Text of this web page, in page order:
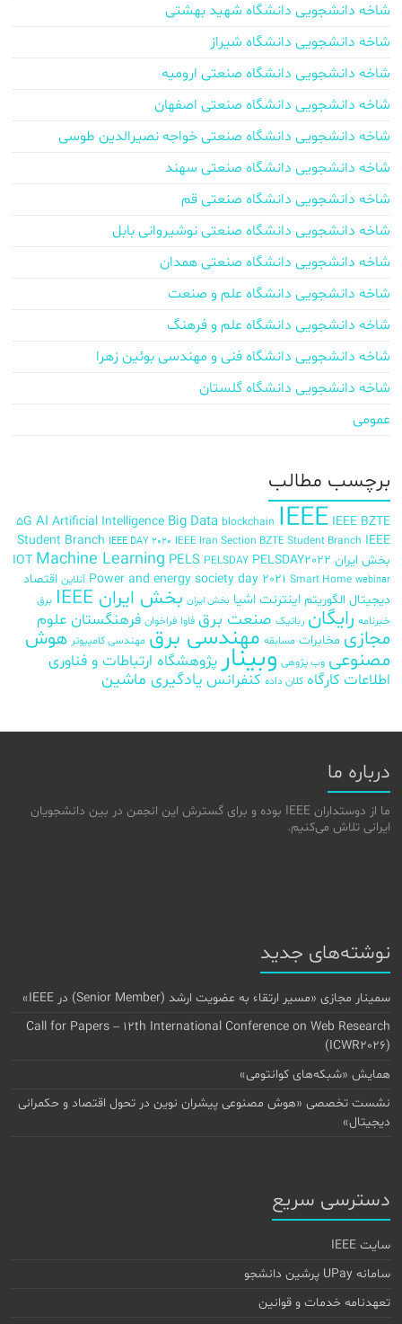
شاخه دانشجویی دانشگاه شهید بهشتی
شاخه دانشجویی دانشگاه شیراز
شاخه دانشجویی دانشگاه صنعتی ارومیه
شاخه دانشجویی دانشگاه صنعتی اصفهان
شاخه دانشجویی دانشگاه صنعتی خواجه نصیرالدین طوسی
شاخه دانشجویی دانشگاه صنعتی سهند
شاخه دانشجویی دانشگاه صنعتی قم
شاخه دانشجویی دانشگاه صنعتی نوشیروانی بابل
شاخه دانشجویی دانشگاه صنعتی همدان
شاخه دانشجویی دانشگاه علم و صنعت
شاخه دانشجویی دانشگاه علم و فرهنگ
شاخه دانشجویی دانشگاه فنی و مهندسی بوئین زهرا
شاخه دانشجویی دانشگاه گلستان
عمومی
برچسب‌ مطالب
5G AI Artificial Intelligence Big Data blockchain IEEE IEEE BZTE
Student Branch IEEE DAY 2020 IEEE Iran Section BZTE Student Branch IEEE
بخش ایران
IOT Machine Learning PELS PELSDAY PELSDAY2022
Power and energy society day 2021 Smart Home webinar آنلاین اقتصاد
دیجیتال الگوریتم اینترنت اشیا بخش ایران بخش ایران IEEE
برق
خبرنامه رایگان رباتیک صنعت برق فاوا فراخوان فرهنگستان علوم
مجازی مخابرات مسابقه مهندسی برق مهندسی کامپیوتر هوش
مصنوعی وب پژوهی وبینارپژوهشگاه ارتباطات و فناوری
اطلاعات کارگاه کلان داده کنفرانس یادگیری ماشین
درباره ما
ما از دوستداران IEEE بوده و برای گسترش این انجمن در بین دانشجویان
ایرانی تلاش می‌کنیم.
نوشته‌های جدید
سمینار مجازی «مسیر ارتقاء به عضویت ارشد (Senior Member) در IEEE»
Call for Papers – 12th International Conference on Web Research
(ICWR2026)
همایش «شبکه‌های کوانتومی»
نشست تخصصی «هوش مصنوعی پیشران نوین در تحول اقتصاد و حکمرانی
دیجیتال»
دسترسی سریع
سایت IEEE
سامانه UPay پرشین دانشجو
تعهدنامه خدمات و قوانین